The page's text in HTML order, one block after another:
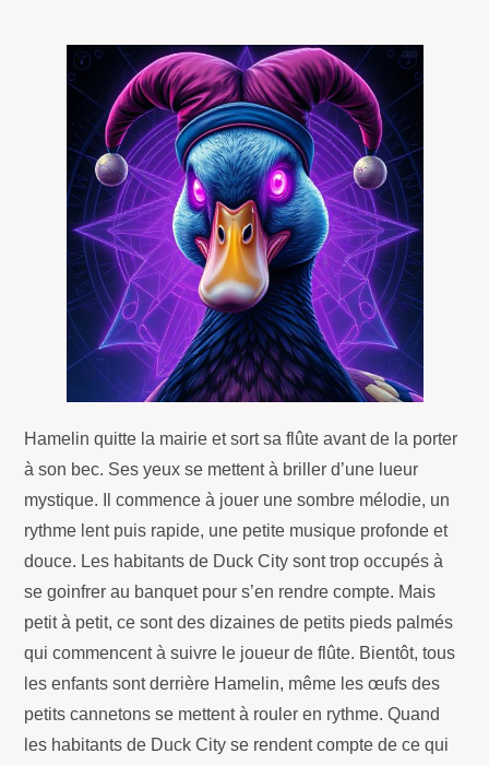
Hamelin quitte la mairie et sort sa flûte avant de la porter
à son bec. Ses yeux se mettent à briller d’une lueur
mystique. Il commence à jouer une sombre mélodie, un
rythme lent puis rapide, une petite musique profonde et
douce. Les habitants de Duck City sont trop occupés à
se goinfrer au banquet pour s’en rendre compte. Mais
petit à petit, ce sont des dizaines de petits pieds palmés
qui commencent à suivre le joueur de flûte. Bientôt, tous
les enfants sont derrière Hamelin, même les œufs des
petits cannetons se mettent à rouler en rythme. Quand
les habitants de Duck City se rendent compte de ce qui